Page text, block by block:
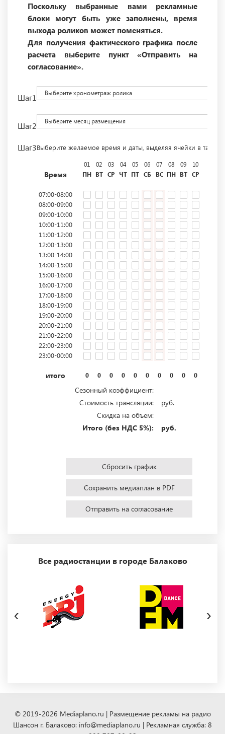
Поскольку выбранные вами рекламные
блоки могут быть уже заполнены, время
выхода роликов может поменяться.
Для получения фактического графика после
расчета выберите пункт «Отправить на
согласование».
Шаг1 Выберите хронометраж ролика
Шаг2 Выберите месяц размещения
Шаг3Выберите желаемое время и даты, выделяя ячейки в
Время
01
ПН
02
ВТ
03
СР
04
ЧТ
05
ПТ
06
СБ
07
ВС
08
ПН
09
ВТ
10
СР
07:00-08:00
08:00-09:00
09:00-10:00
10:00-11:00
11:00-12:00
12:00-13:00
13:00-14:00
14:00-15:00
15:00-16:00
16:00-17:00
17:00-18:00
18:00-19:00
19:00-20:00
20:00-21:00
21:00-22:00
22:00-23:00
23:00-00:00
итого 0 0 0 0 0 0 0 0 0 0
Сезонный коэффициент:
Стоимость трансляции:
руб.
Скидка на объем:
Итого (без НДС 5%):
руб.
Сбросить график
Сохранить медиаплан в PDF
Отправить на согласование
Все радиостанции в городе Балаково
‹ ›
© 2019-2026 Mediaplano.ru | Размещение рекламы на радио
Шансон г. Балаково: info@mediaplano.ru | Рекламная служба: 8